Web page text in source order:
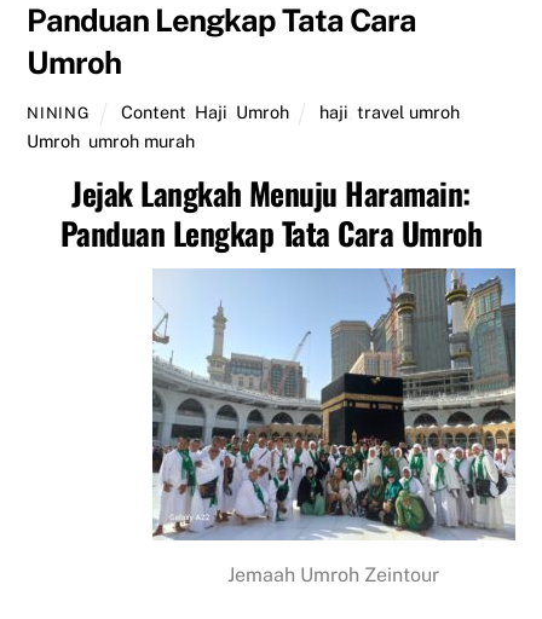
Panduan Lengkap Tata Cara
Umroh
NINING Content Haji Umroh haji ,travel umroh
Umroh umroh murah
Jejak Langkah Menuju Haramain:
Panduan Lengkap Tata Cara Umroh
Jemaah Umroh Zeintour